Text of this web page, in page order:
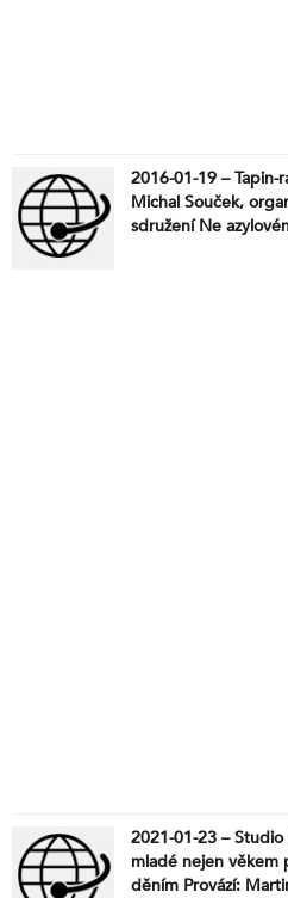
2016-01-19 –
Michal Souček,
sdružení Ne
2021-01-23 –
mladé nejen věkem
děním Provází: